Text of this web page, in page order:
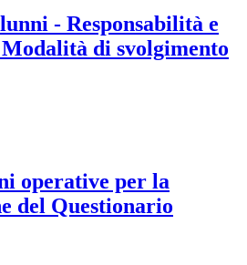
- Responsabilità e
di svolgimento
operative per la
del Questionario